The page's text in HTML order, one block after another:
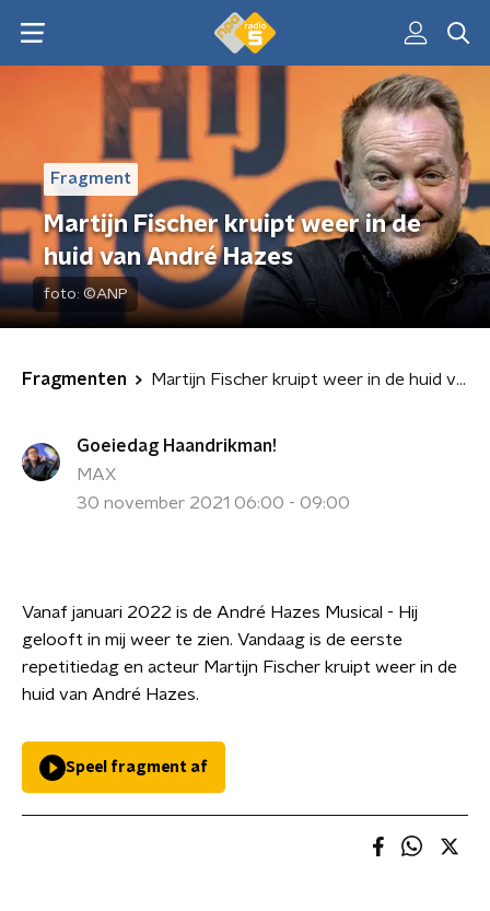
Fragment
Martijn Fischer kruipt weer in de
huid van André Hazes
foto: ©ANP
Fragmenten Martijn Fischer kruipt weer in de huid van André Hazes
Goeiedag Haandrikman!
MAX
30 november 2021 06:00 - 09:00
Vanaf januari 2022 is de André Hazes Musical - Hij
gelooft in mij weer te zien. Vandaag is de eerste
repetitiedag en acteur Martijn Fischer kruipt weer in de
huid van André Hazes.
Speel fragment af